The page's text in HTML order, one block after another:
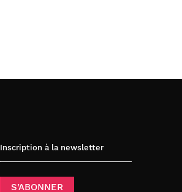
Inscription à la newsletter
S’ABONNER